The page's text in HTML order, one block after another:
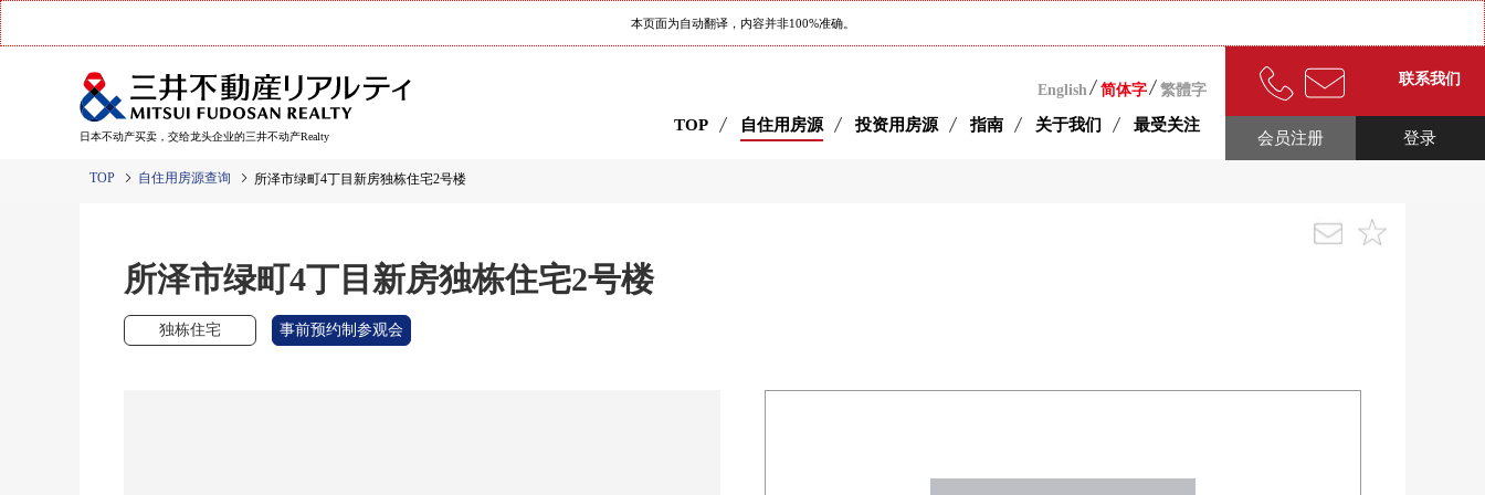
本页面为自动翻译，内容并非100%准确。
日本不动产买卖，交给龙头企业的三井不动产Realty
English 简体字 繁體字
TOP 自住用房源 投资用房源 指南 关于我们 最受关注
联系我们
登录
会员注册
TOP 自住用房源查询 所泽市绿町4丁目新房独栋住宅2号楼
所泽市绿町4丁目新房独栋住宅2号楼
独栋住宅 事前预约制参观会